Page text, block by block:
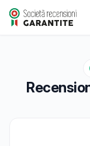
BOBIJOO
Valutazione globale:
9,7/10